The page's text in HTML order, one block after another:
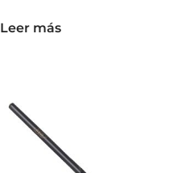
Leer más